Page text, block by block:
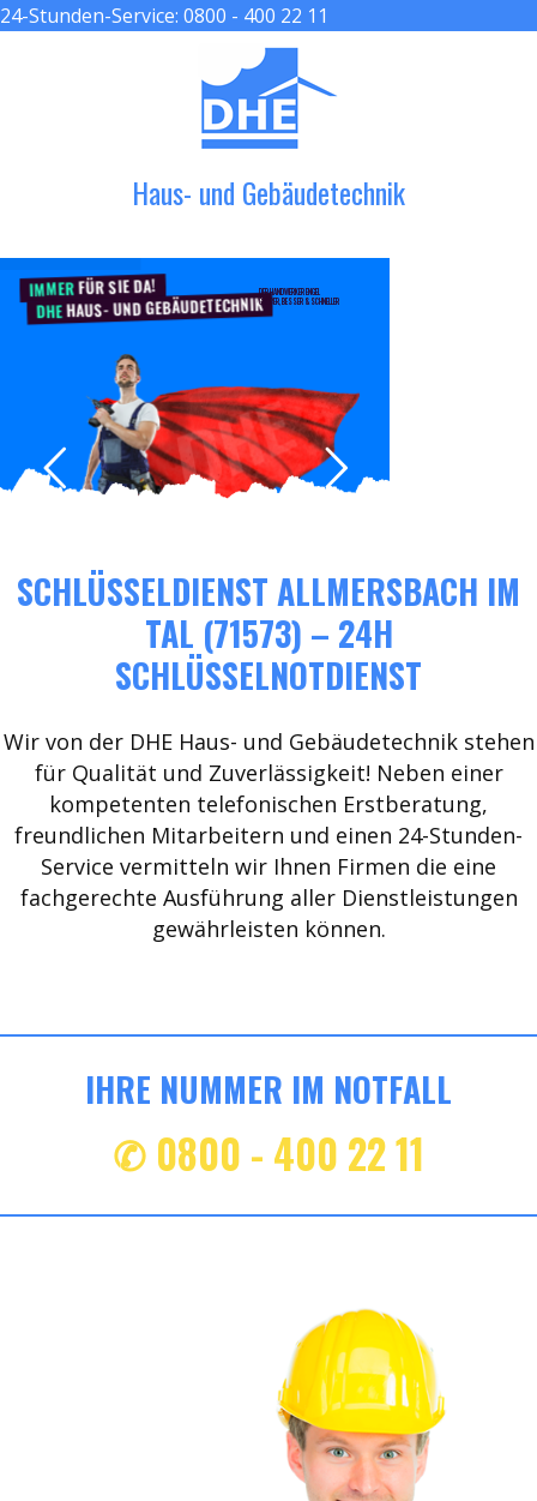
24-Stunden-Service: 0800 - 400 22 11
Haus- und Gebäudetechnik
IMMERFÜR SIE DA!
DHEHAUS- UND GEBÄUDETECHNIK
DER HANDWERKER ENGEL
GRÖßER, BESSER & SCHNELLER
SCHLÜSSELDIENST ALLMERSBACH IM
TAL (71573) – 24H
SCHLÜSSELNOTDIENST
Wir von der DHE Haus- und Gebäudetechnik stehen
für Qualität und Zuverlässigkeit! Neben einer
kompetenten telefonischen Erstberatung,
freundlichen Mitarbeitern und einen 24-Stunden-
Service vermitteln wir Ihnen Firmen die eine
fachgerechte Ausführung aller Dienstleistungen
gewährleisten können.
IHRE NUMMER IM NOTFALL
✆ 0800 - 400 22 11